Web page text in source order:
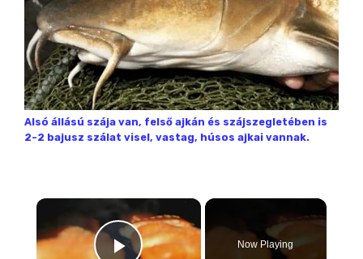
Alsó állású szája van, felső ajkán és szájszegletében is
2-2 bajusz szálat visel, vastag, húsos ajkai vannak.
×
Now Playing